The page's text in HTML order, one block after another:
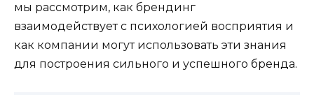
мы рассмотрим, как брендинг
взаимодействует с психологией восприятия и
как компании могут использовать эти знания
для построения сильного и успешного бренда.